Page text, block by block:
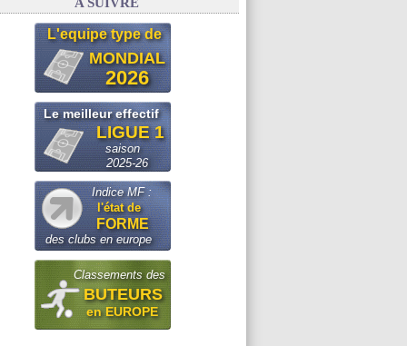
L'equipe type de
MONDIAL
2026
Le meilleur effectif
LIGUE 1
saison
2025-26
Indice MF :
l'état de
FORME
des clubs en europe
Classements des
BUTEURS
en EUROPE